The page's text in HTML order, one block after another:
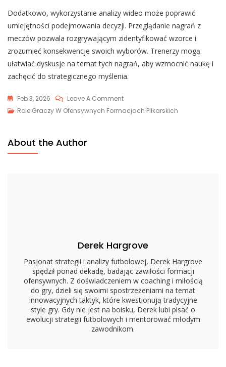
Dodatkowo, wykorzystanie analizy wideo może poprawić
umiejętności podejmowania decyzji. Przeglądanie nagrań z
meczów pozwala rozgrywającym zidentyfikować wzorce i
zrozumieć konsekwencje swoich wyborów. Trenerzy mogą
ułatwiać dyskusje na temat tych nagrań, aby wzmocnić naukę i
zachęcić do strategicznego myślenia.
Feb 3, 2026 Leave A CommentOn
Dynamika
Role Graczy W Ofensywnych Formacjach Piłkarskich
About the Author
Derek Hargrove
Pasjonat strategii i analizy futbolowej, Derek Hargrove
spędził ponad dekadę, badając zawiłości formacji
ofensywnych. Z doświadczeniem w coaching i miłością
do gry, dzieli się swoimi spostrzeżeniami na temat
innowacyjnych taktyk, które kwestionują tradycyjne
style gry. Gdy nie jest na boisku, Derek lubi pisać o
ewolucji strategii futbolowych i mentorować młodym
zawodnikom.